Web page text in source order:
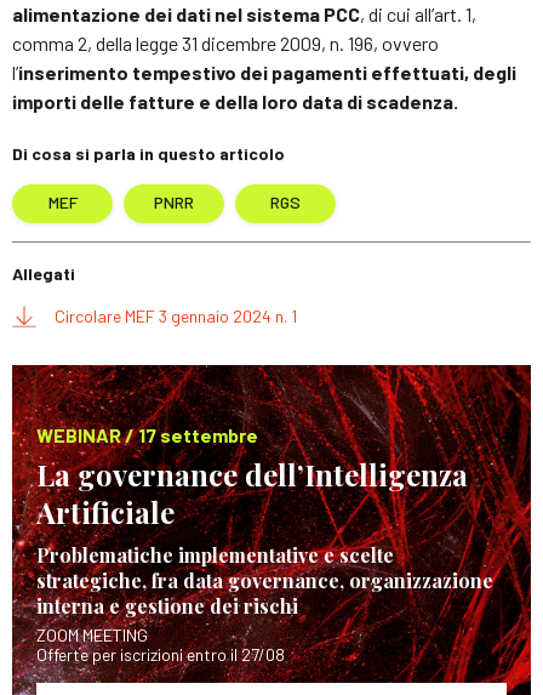
alimentazione dei dati nel sistema PCC, di cui all’art. 1,
comma 2, della legge 31 dicembre 2009, n. 196, ovvero
l’inserimento tempestivo dei pagamenti effettuati, degli
importi delle fatture e della loro data di scadenza.
Di cosa si parla in questo articolo
MEF PNRR RGS
Allegati
Circolare MEF 3 gennaio 2024 n. 1
WEBINAR / 17 settembre
La governance dell’Intelligenza
Artificiale
Problematiche implementative e scelte
strategiche, fra data governance, organizzazione
interna e gestione dei rischi
ZOOM MEETING
Offerte per iscrizioni entro il 27/08